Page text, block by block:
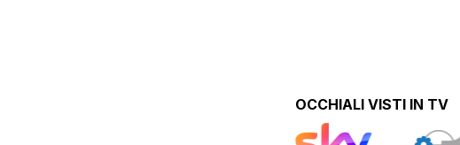
OCCHIALI VISTI IN TV